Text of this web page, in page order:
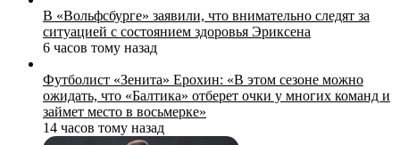
В «Вольфсбурге» заявили, что внимательно следят за
ситуацией с состоянием здоровья Эриксена
6 часов тому назад
Футболист «Зенита» Ерохин: «В этом сезоне можно
ожидать, что «Балтика» отберет очки у многих команд и
займет место в восьмерке»
14 часов тому назад